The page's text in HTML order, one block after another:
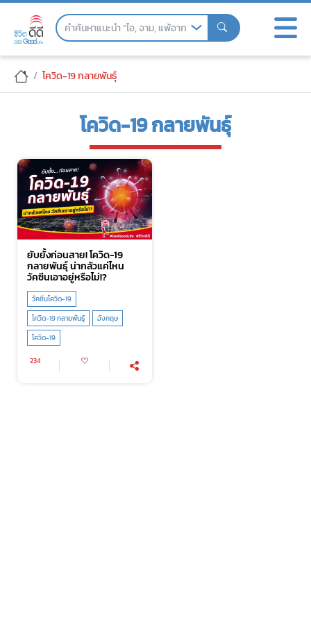
Skip
โควิด-19 กลายพันธุ์
โควิด-19 กลายพันธุ์
ยับยั้งก่อนสาย! โควิด-19
กลายพันธุ์ น่ากลัวแค่ไหน
วัคซีนเอาอยู่หรือไม่!?
วัคซีนโควิด-19
โควิด-19 กลายพันธุ์
อังกฤษ
โควิด-19
234